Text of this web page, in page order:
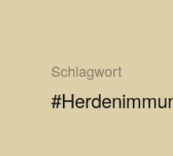
Schlagwort